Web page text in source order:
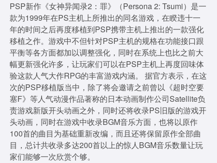
PSP新作《女神异闻录2：罪》（Persona 2: Tsumi）是一
款为1999年在PS主机上所推出的同名游戏，在睽违十一
年的时间之后再度移植到PSP携带主机上推出的一款强化
移植之作。游戏中不但针对PSP主机的规格在功能接口跟
平衡等各方面都加以调整强化，同时在系统上也比之前大
幅更新强化许多，让玩家们可以在PSP主机上再度回味体
验这款人气大作RPG的丰富游戏内涵。 据官方表示，在这
次的PSP移植版当中，除了将会邀请之前曾以《超时空要
塞F》等人气动漫作品著称的日本动画制作公司Satellite负
责游戏新版开头动画之外，同时还将收录PS旧版的游戏开
头动画，同时在游戏中收录BGM音乐方面，也将以原作
100首的曲目为基础重新改编，而且还将保留原作全部曲
目，总计共收录多达200首以上的惊人BGM音乐数量让玩
家们能够一次欣赏个够。